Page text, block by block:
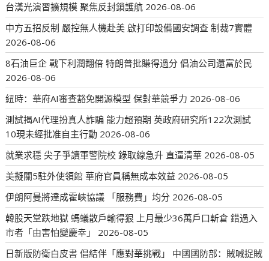
台漢光演習擴規模 聚焦反封鎖護航 2026-08-06
中方五招反制 嚴控無人機赴美 啟打印設備國安調查 制裁7實體
2026-08-06
8石油巨企 戰下利潤翻倍 特朗普批賺得過分 倡油公司還富於民
2026-08-06
紐時：華府AI審查豁免開源模型 保對華競爭力 2026-08-06
測試揭AI代理扮真人詐騙 能力超預期 英政府研究所122次測試
10現未經批准自主行動 2026-08-06
就業求穩 尖子爭讀軍警院校 錄取線急升 直逼清華 2026-08-05
美擬關5駐外使領館 華府官員稱無成本效益 2026-08-05
伊朗阿曼將達成霍峽協議 「服務費」均分 2026-08-05
韓股天堂跌地獄 螞蟻散戶輸得狠 上月最少36萬戶口斬倉 錯過入
市者「由害怕變慶幸」
2026-08-05
日新版防衛白皮書 倡結伴「應對華挑戰」 中國國防部：賊喊捉賊